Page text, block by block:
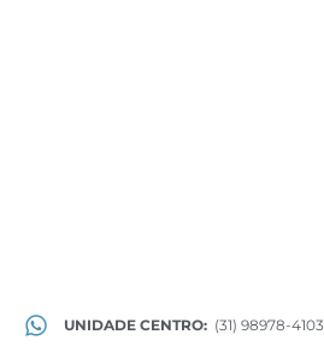
UNIDADE CENTRO: (31) 98978-4103